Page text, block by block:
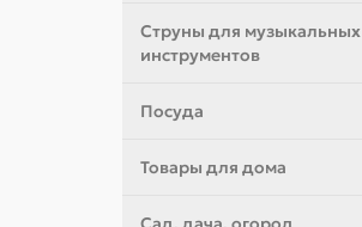
Струны для музыкальных
инструментов
Посуда
Товары для дома